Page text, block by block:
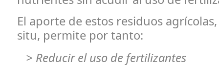
El aporte de estos residuos
situ, permite por tanto:
> Reducir el uso de fertilizantes